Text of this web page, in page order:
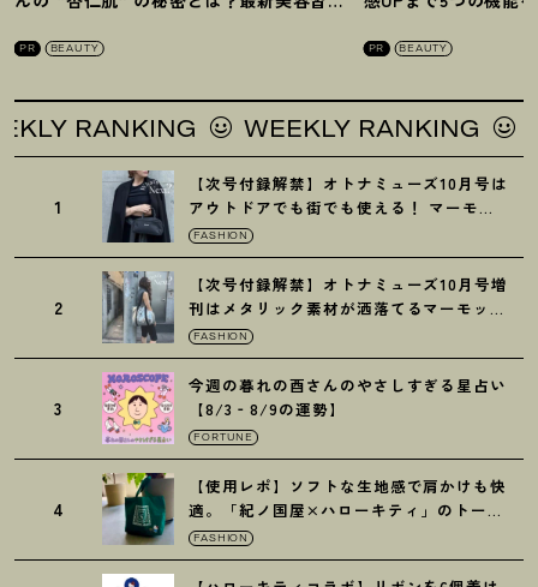
PR BEAUTY PR BEAUTY
WEEKLY RANKING
1
【次号付録解禁】オトナミューズ10月号は
アウトドアでも街でも使える ！ マーモッ
トの黒ショルダー
FASHION
2
【次号付録解禁】オトナミューズ10月号増
刊はメタリック素材が洒落てるマーモット
の保冷バッグ
FASHION
3
今週の暮れの酉さんのやさしすぎる星占い
【8/3‐8/9の運勢】
FORTUNE
4
【使用レポ】ソフトな生地感で肩かけも快
適。「紀ノ国屋×ハローキティ」のトート
がガシガシ使えて最高です
FASHION